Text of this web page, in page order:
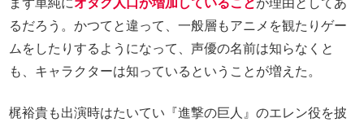
まず単純にオタク人口が増加していることが理由としてあ
るだろう。かつてと違って、一般層もアニメを観たりゲー
ムをしたりするようになって、声優の名前は知らなくと
も、キャラクターは知っているということが増えた。
梶裕貴も出演時はたいてい『進撃の巨人』のエレン役を披